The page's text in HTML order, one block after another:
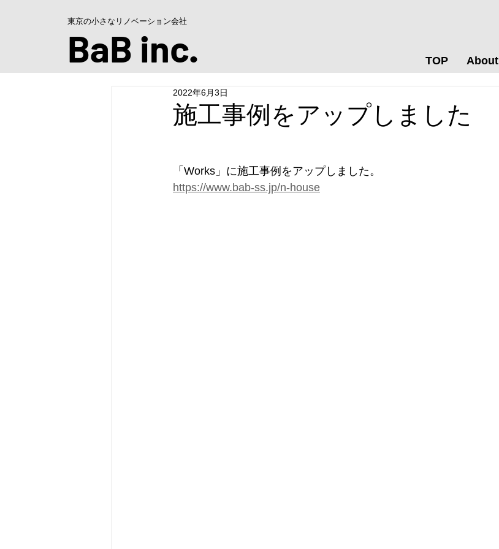
東京の小さなリノベーション会社
BaB inc. TOP About
施工事例をアップしました
2022年6月3日
「Works」に施工事例をアップしました。
https://www.bab-ss.jp/n-house